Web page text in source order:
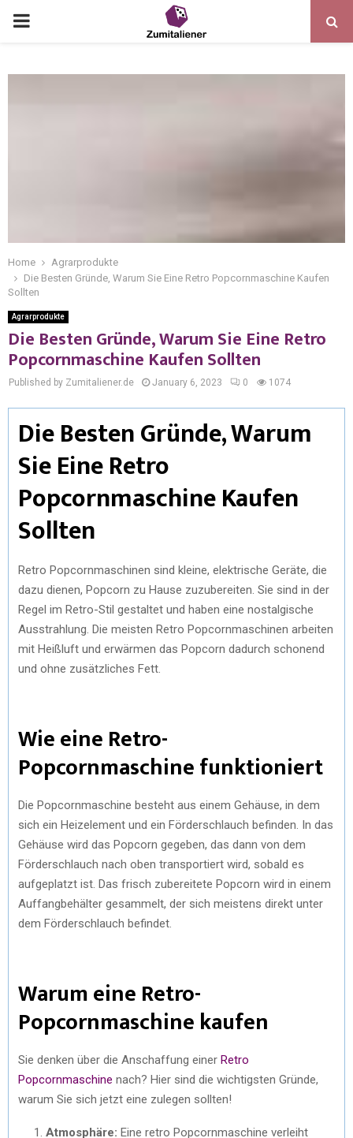
Home
Agrarprodukte
Die Besten Gründe, Warum Sie Eine Retro Popcornmaschine Kaufen
Sollten
Agrarprodukte
Die Besten Gründe, Warum Sie Eine Retro
Popcornmaschine Kaufen Sollten
Published by Zumitaliener.de January 6, 2023 0 1074
Die Besten Gründe, Warum
Sie Eine Retro
Popcornmaschine Kaufen
Sollten
Retro Popcornmaschinen sind kleine, elektrische Geräte, die
dazu dienen, Popcorn zu Hause zuzubereiten. Sie sind in der
Regel im Retro-Stil gestaltet und haben eine nostalgische
Ausstrahlung. Die meisten Retro Popcornmaschinen arbeiten
mit Heißluft und erwärmen das Popcorn dadurch schonend
und ohne zusätzliches Fett.
Wie eine Retro-
Popcornmaschine funktioniert
Die Popcornmaschine besteht aus einem Gehäuse, in dem
sich ein Heizelement und ein Förderschlauch befinden. In das
Gehäuse wird das Popcorn gegeben, das dann von dem
Förderschlauch nach oben transportiert wird, sobald es
aufgeplatzt ist. Das frisch zubereitete Popcorn wird in einem
Auffangbehälter gesammelt, der sich meistens direkt unter
dem Förderschlauch befindet.
Warum eine Retro-
Popcornmaschine kaufen
Sie denken über die Anschaffung einer Retro
Popcornmaschine nach? Hier sind die wichtigsten Gründe,
warum Sie sich jetzt eine zulegen sollten!
Atmosphäre: Eine retro Popcornmaschine verleiht